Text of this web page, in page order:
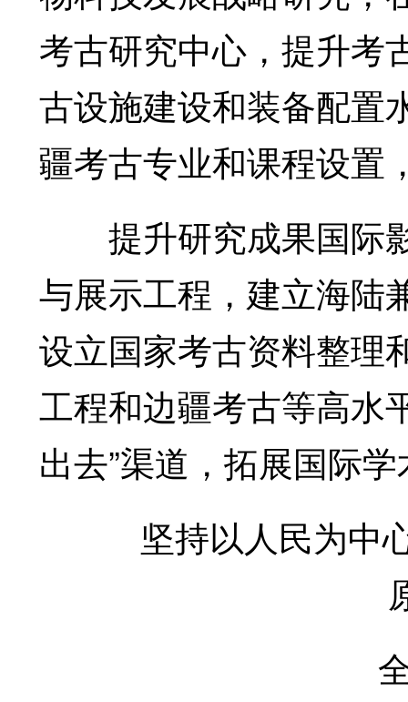
考古研究中心，提升考
古设施建设和装备配置
疆考古专业和课程设置
提升研究成果国际
与展示工程，建立海陆
设立国家考古资料整理
工程和边疆考古等高水
出去”渠道，拓展国际
坚持以人民为中心
全